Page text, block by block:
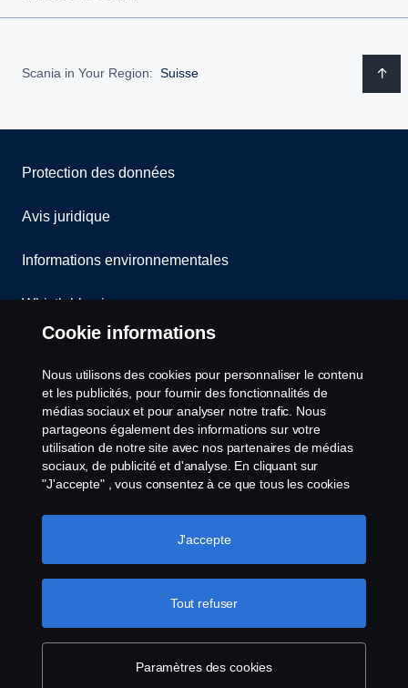
Scania in Your Region: Suisse
Protection des données
Avis juridique
Informations environnementales
Whistleblowing
Cookies politique
Paramètres des cookies
CV AB (publ), SE-151 87 Södertälje, Sweden, Tel:
+46-8-55 38 10 00, Fax: +46-8-55 38 10 37.
Cookie informations
Nous utilisons des cookies pour personnaliser le contenu
et les publicités, pour fournir des fonctionnalités de
médias sociaux et pour analyser notre trafic. Nous
partageons également des informations sur votre
utilisation de notre site avec nos partenaires de médias
sociaux, de publicité et d'analyse. En cliquant sur
"J'accepte" , vous consentez à ce que tous les cookies
Vous pouvez également gérer vos cookies en cliquant
sur "Paramètres des cookies" et en sélectionnant les
les cookies, que vous trouverez en cliquant sur le lien
situé sous ce texte. Pour en savoir plus sur la
protection de votre vie privée
Paramètres des cookies
Tout refuser
J'accepte